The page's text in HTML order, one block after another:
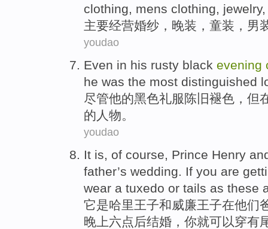
clothing, mens clothing, jewelry
主要经营婚纱 ， 晚装 ， 童装 ， 男
youdao
Even in his rusty black evening
he was the most distinguished
尽管他的黑色礼服陈旧褪色， 但
的 人物。
youdao
It is , of course, Prince Henry
father’s wedding If you are
wear a tuxedo or tails as these
它是哈里王子和 威廉王子在他们
晚上六点 后结婚 ，你就可以穿有